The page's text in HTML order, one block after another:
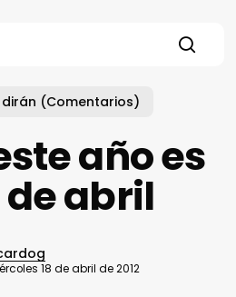
(Comentarios)
año es
de abril
18 de abril de 2012